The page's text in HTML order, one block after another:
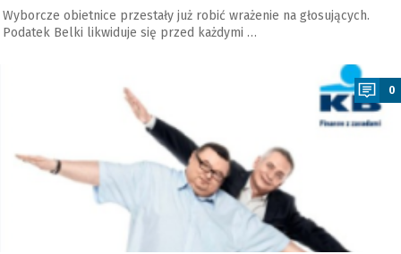
Wyborcze obietnice przestały już robić wrażenie na głosujących.
Podatek Belki likwiduje się przed każdymi …
0